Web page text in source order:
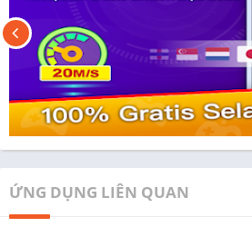
ỨNG DỤNG LIÊN QUAN